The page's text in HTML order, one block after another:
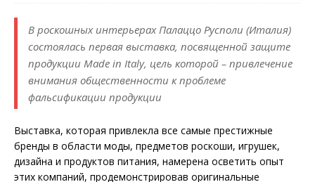
В роскошных интерьерах Палаццо Русполи (Италия)
состоялась первая выставка, посвященной защите
продукции Made in Italy, цель которой – привлечение
внимания общественности к проблеме
фальсификации продукции
Выставка, которая привлекла все самые престижные
бренды в области моды, предметов роскоши, игрушек,
дизайна и продуктов питания, намерена осветить опыт
этих компаний, продемонстрировав оригинальные